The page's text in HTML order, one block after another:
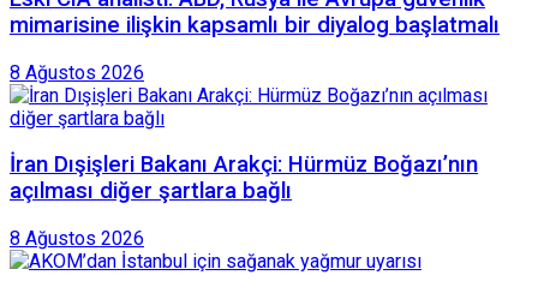
mimarisine ilişkin kapsamlı bir diyalog başlatmalı
8 Ağustos 2026
İran Dışişleri Bakanı Arakçi: Hürmüz Boğazı’nın
açılması diğer şartlara bağlı
8 Ağustos 2026